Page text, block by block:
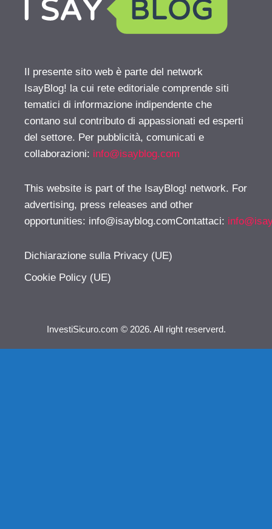
Il presente sito web è parte del network
IsayBlog! la cui rete editoriale comprende siti
tematici di informazione indipendente che
contano sul contributo di appassionati ed esperti
del settore. Per pubblicità, comunicati e
collaborazioni: info@isayblog.com
This website is part of the IsayBlog! network. For
advertising, press releases and other
opportunities: info@isayblog.comContattaci:
Dichiarazione sulla Privacy (UE)
Cookie Policy (UE)
InvestiSicuro.com © 2026. All right reserverd.